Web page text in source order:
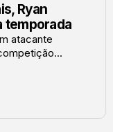
Ryan
temporada
atacante